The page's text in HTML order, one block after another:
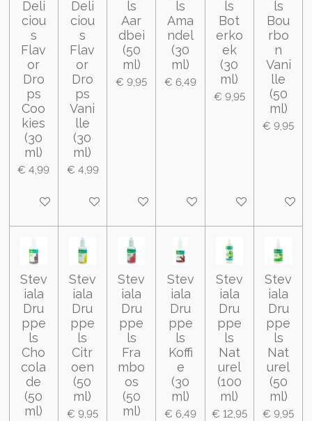
Deli
ciou
s
Flav
or
Dro
ps
Coo
kies
(30
ml)
€ 4,99
In winkelwagen
Deli
ciou
s
Flav
or
Dro
ps
Vani
lle
(30
ml)
€ 4,99
In winkelwagen
ls
Aar
dbei
(50
ml)
€ 9,95
In winkelwagen
ls
Ama
ndel
(30
ml)
€ 6,49
In winkelwagen
ls
Bot
erko
ek
(30
ml)
€ 9,95
In winkelwagen
ls
Bou
rbo
n
Vani
lle
(50
ml)
€ 9,95
In
Stev
iala
Dru
ppe
ls
Cho
cola
de
(50
ml)
Stev
iala
Dru
ppe
ls
Citr
oen
(50
ml)
€ 9,95
Stev
iala
Dru
ppe
ls
Fra
mbo
os
(50
ml)
Stev
iala
Dru
ppe
ls
Koffi
e
(30
ml)
€ 6,49
Stev
iala
Dru
ppe
ls
Nat
urel
(100
ml)
€ 12,95
Stev
iala
Dru
ppe
ls
Nat
urel
(50
ml)
€ 9,95